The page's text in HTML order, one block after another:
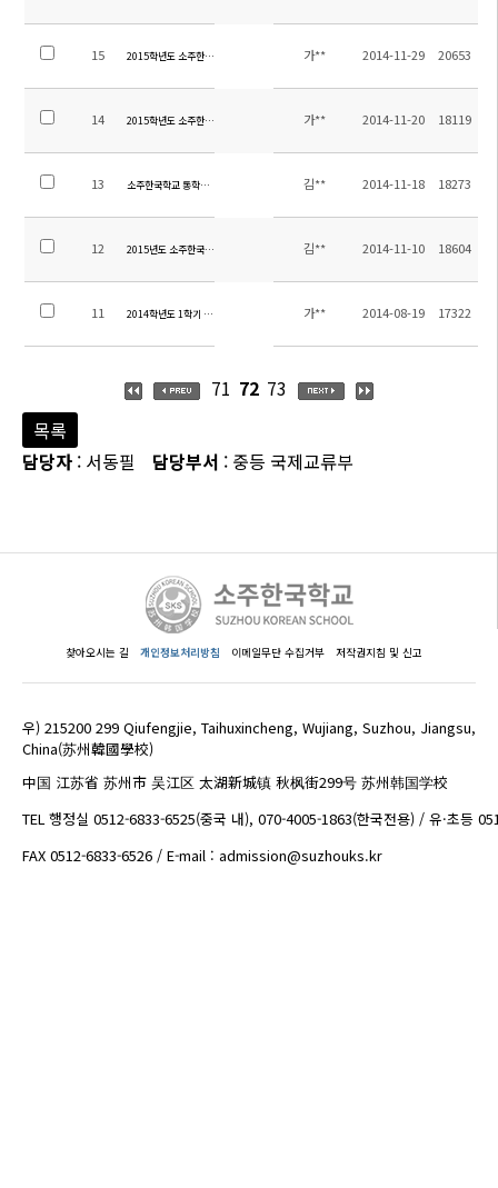
15 2015학년도 소주한국학교 초빙교원 공고 가** 2014-11-29 20653
14 2015학년도 소주한국학교 교원 현지채용 공고가** 2014-11-20 18119
13 소주한국학교 통학차량 입찰 공고 김** 2014-11-18 18273
12 2015년도 소주한국학교 행정직원 채용공고 김** 2014-11-10 18604
11 2014학년도 1학기 학교만족도 조사 결과 가** 2014-08-19 17322
71 72 73
목록
담당자 : 서동필 담당부서 : 중등 국제교류부
찾아오시는 길 개인정보처리방침 이메일무단 수집거부 저작권지침 및 신고
우) 215200 299 Qiufengjie, Taihuxincheng, Wujiang, Suzhou, Jiangsu,
China(苏州韓國學校)
中国 江苏省 苏州市 吴江区 太湖新城镇 秋枫街299号 苏州韩国学校
TEL 행정실 0512-6833-6525(중국 내), 070-4005-1863(한국전용) / 유·초등
FAX 0512-6833-6526 / E-mail : admission@suzhouks.kr